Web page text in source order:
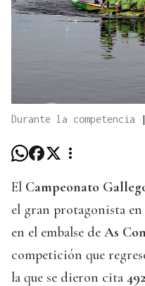
Durante la competencia
El Campeonato
el gran protagonista en
en el embalse de As
competición que
la que se dieron cita